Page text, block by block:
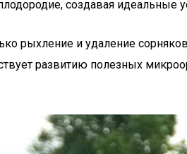
создавая идеальные
рыхление и удаление
развитию полезных